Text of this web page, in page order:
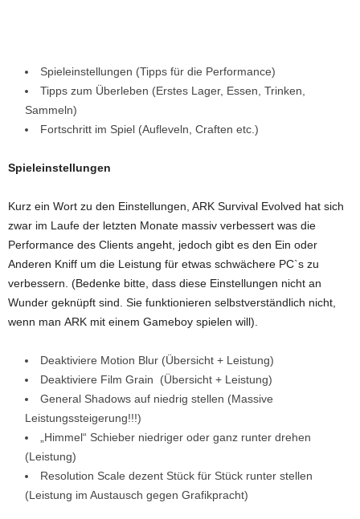
Spieleinstellungen (Tipps für die Performance)
Tipps zum Überleben (Erstes Lager, Essen, Trinken,
Sammeln)
Fortschritt im Spiel (Aufleveln, Craften etc.)
Spieleinstellungen
Kurz ein Wort zu den Einstellungen, ARK Survival Evolved hat sich
zwar im Laufe der letzten Monate massiv verbessert was die
Performance des Clients angeht, jedoch gibt es den Ein oder
Anderen Kniff um die Leistung für etwas schwächere PC`s zu
verbessern. (Bedenke bitte, dass diese Einstellungen nicht an
Wunder geknüpft sind. Sie funktionieren selbstverständlich nicht,
wenn man ARK mit einem Gameboy spielen will).
Deaktiviere Motion Blur (Übersicht + Leistung)
Deaktiviere Film Grain (Übersicht + Leistung)
General Shadows auf niedrig stellen (Massive
Leistungssteigerung!!!)
„Himmel“ Schieber niedriger oder ganz runter drehen
(Leistung)
Resolution Scale dezent Stück für Stück runter stellen
(Leistung im Austausch gegen Grafikpracht)